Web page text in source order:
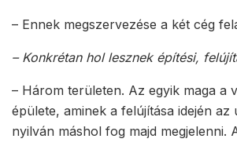
– Ennek megszervezése a két cég
– Konkrétan hol lesznek építési,
– Három területen. Az egyik maga a
épülete, aminek a felújítása idején az
nyilván máshol fog majd megjelenni.